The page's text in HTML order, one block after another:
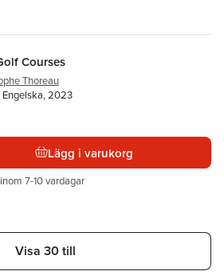
Courses
Thoreau
Engelska, 2023
Lägg i varukorg
inom 7-10 vardagar
Visa 30 till